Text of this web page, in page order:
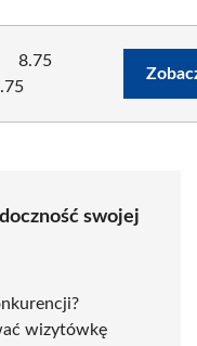
8.75
swojej
wizytówkę